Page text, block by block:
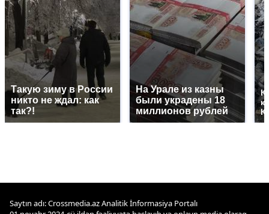
Такую зиму в России
никто не ждал: как
так?!
На Урале из казны
были украдены 18
миллионов рублей
Saytın adı: Crossmedia.az Analitik İnformasiya Portalı